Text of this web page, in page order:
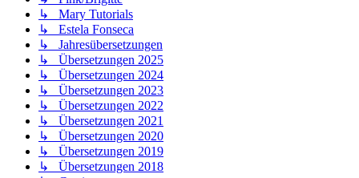
↳ Mary Tutorials
↳ Estela Fonseca
↳ Jahresübersetzungen
↳ Übersetzungen 2025
↳ Übersetzungen 2024
↳ Übersetzungen 2023
↳ Übersetzungen 2022
↳ Übersetzungen 2021
↳ Übersetzungen 2020
↳ Übersetzungen 2019
↳ Übersetzungen 2018